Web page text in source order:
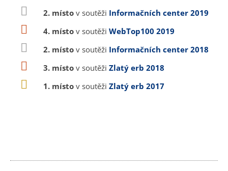
2. místo v soutěži Informačních center 2019
4. místo v soutěži WebTop100 2019
2. místo v soutěži Informačních center 2018
3. místo v soutěži Zlatý erb 2018
1. místo v soutěži Zlatý erb 2017